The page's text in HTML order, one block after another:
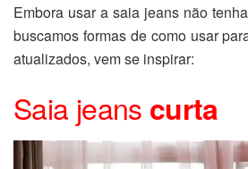
Embora usar a saia jeans não
buscamos formas de como usar
atualizados, vem se inspirar:
Saia jeans curta